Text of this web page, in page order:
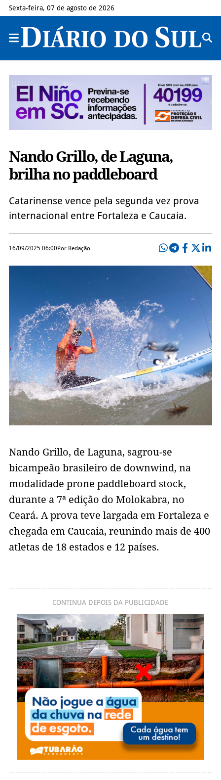
Sexta-feira, 07 de agosto de 2026
Nando Grillo, de Laguna,
brilha no paddleboard
Catarinense vence pela segunda vez prova
internacional entre Fortaleza e Caucaia.
16/09/2025 06:00Por Redação
Nando Grillo, de Laguna, sagrou-se
bicampeão brasileiro de downwind, na
modalidade prone paddleboard stock,
durante a 7ª edição do Molokabra, no
Ceará. A prova teve largada em Fortaleza e
chegada em Caucaia, reunindo mais de 400
atletas de 18 estados e 12 países.
CONTINUA DEPOIS DA PUBLICIDADE